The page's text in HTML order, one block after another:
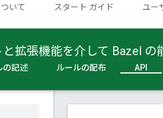
いて スタート ガイド ユー
拡張機能を介して Bazel
の記述 ルールの配布 API